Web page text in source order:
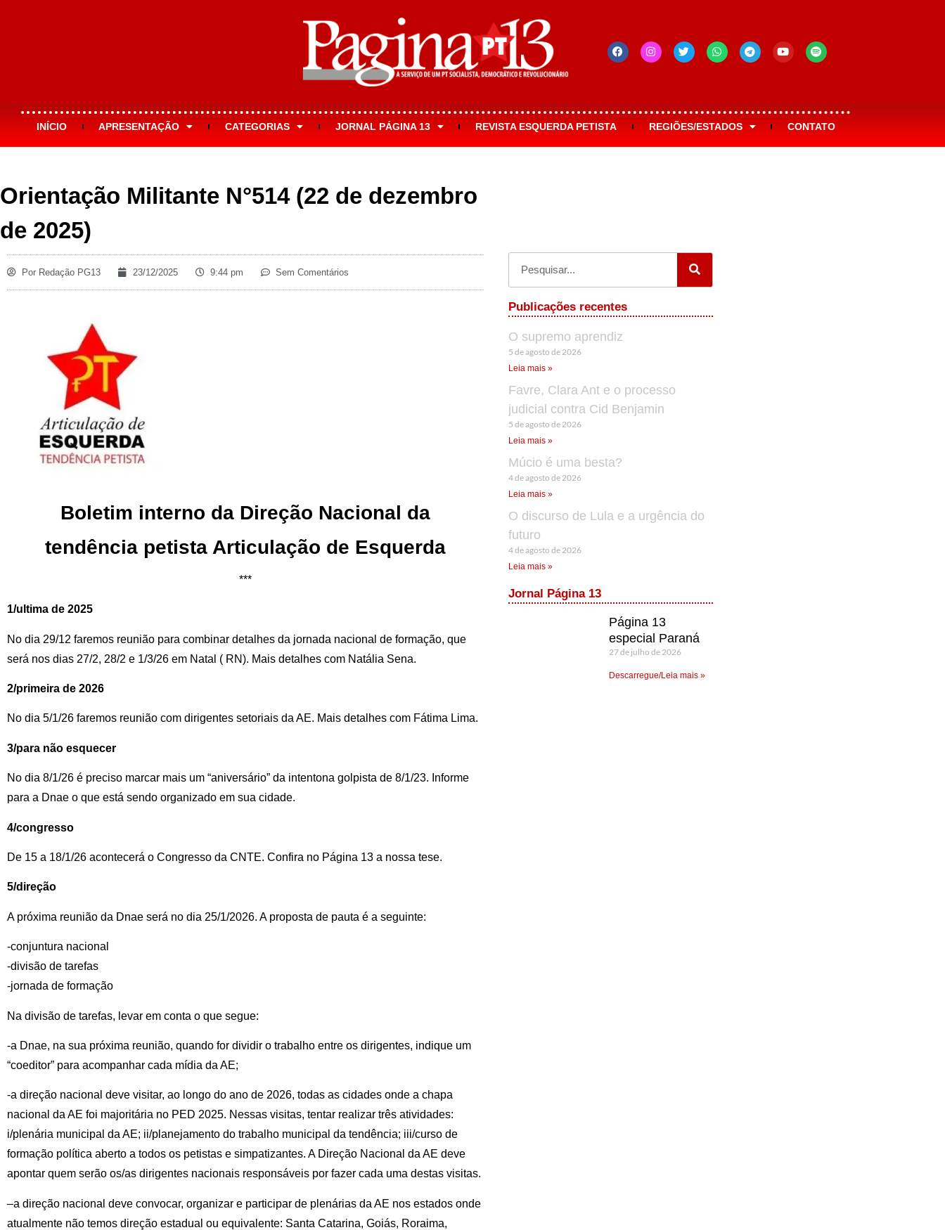
INÍCIO APRESENTAÇÃO CATEGORIAS JORNAL PÁGINA 13 REVISTA ESQUERDA PETISTA REGIÕES/ESTADOS CONTATO
Orientação Militante N°514 (22 de dezembro
de 2025)
Por Redação PG13 23/12/2025 9:44 pm Sem Comentários
Boletim interno da Direção Nacional da
tendência petista Articulação de Esquerda
***
1/ultima de 2025
No dia 29/12 faremos reunião para combinar detalhes da jornada nacional de formação, que
será nos dias 27/2, 28/2 e 1/3/26 em Natal ( RN). Mais detalhes com Natália Sena.
2/primeira de 2026
No dia 5/1/26 faremos reunião com dirigentes setoriais da AE. Mais detalhes com Fátima Lima.
3/para não esquecer
No dia 8/1/26 é preciso marcar mais um “aniversário” da intentona golpista de 8/1/23. Informe
para a Dnae o que está sendo organizado em sua cidade.
4/congresso
De 15 a 18/1/26 acontecerá o Congresso da CNTE. Confira no Página 13 a nossa tese.
5/direção
A próxima reunião da Dnae será no dia 25/1/2026. A proposta de pauta é a seguinte:
-conjuntura nacional
-divisão de tarefas
-jornada de formação
Na divisão de tarefas, levar em conta o que segue:
-a Dnae, na sua próxima reunião, quando for dividir o trabalho entre os dirigentes, indique um
“coeditor” para acompanhar cada mídia da AE;
-a direção nacional deve visitar, ao longo do ano de 2026, todas as cidades onde a chapa
nacional da AE foi majoritária no PED 2025. Nessas visitas, tentar realizar três atividades:
i/plenária municipal da AE; ii/planejamento do trabalho municipal da tendência; iii/curso de
formação política aberto a todos os petistas e simpatizantes. A Direção Nacional da AE deve
apontar quem serão os/as dirigentes nacionais responsáveis por fazer cada uma destas visitas.
–a direção nacional deve convocar, organizar e participar de plenárias da AE nos estados onde
atualmente não temos direção estadual ou equivalente: Santa Catarina, Goiás, Roraima,
Publicações recentes
O supremo aprendiz
5 de agosto de 2026
Leia mais »
Favre, Clara Ant e o processo
judicial contra Cid Benjamin
5 de agosto de 2026
Leia mais »
Múcio é uma besta?
4 de agosto de 2026
Leia mais »
O discurso de Lula e a urgência do
futuro
4 de agosto de 2026
Leia mais »
Jornal Página 13
Página 13
especial Paraná
27 de julho de 2026
Descarregue/Leia mais »